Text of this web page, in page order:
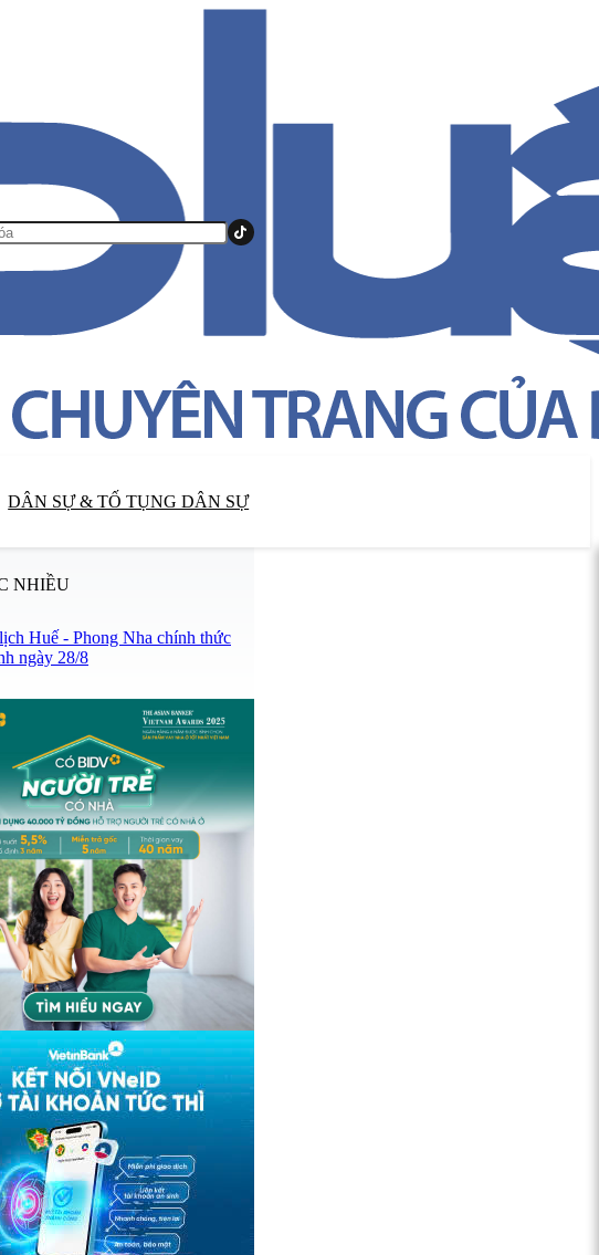
DÂN SỰ & TỐ TỤNG DÂN SỰ
NHIỀU
Huế - Phong Nha chính thức
ngày 28/8